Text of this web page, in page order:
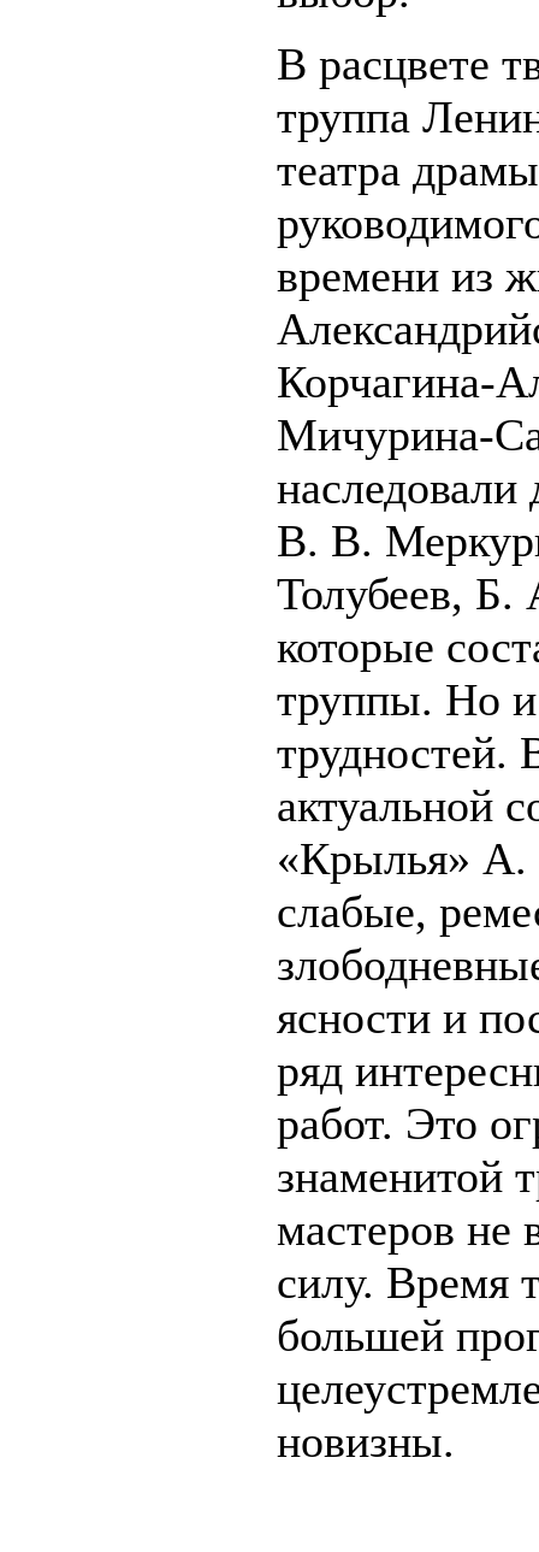
В расцвете
труппа
театра
времени из
Корчагина-
Мичурина-
В. В.
Толубеев,
которые
труппы. Но и
трудностей.
актуальной
«Крылья» А.
слабые,
ясности и
ряд
работ. Это
знаменитой
мастеров не
силу. Время
большей
новизны.